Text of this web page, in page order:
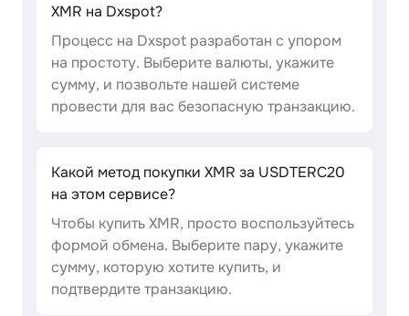
XMR на Dxspot?
Процесс на Dxspot разработан с упором
на простоту. Выберите валюты, укажите
сумму, и позвольте нашей системе
провести для вас безопасную транзакцию.
Какой метод покупки XMR за USDTERC20
на этом сервисе?
Чтобы купить XMR, просто воспользуйтесь
формой обмена. Выберите пару, укажите
сумму, которую хотите купить, и
подтвердите транзакцию.